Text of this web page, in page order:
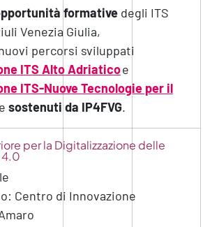
formativedegli ITS
Venezia Giulia,
percorsi sviluppati
ITS Alto Adriaticoe
ITS-Nuove Tecnologie per il
sostenuti da IP4FVG.
per la Digitalizzazione delle
4.0
Centro di Innovazione